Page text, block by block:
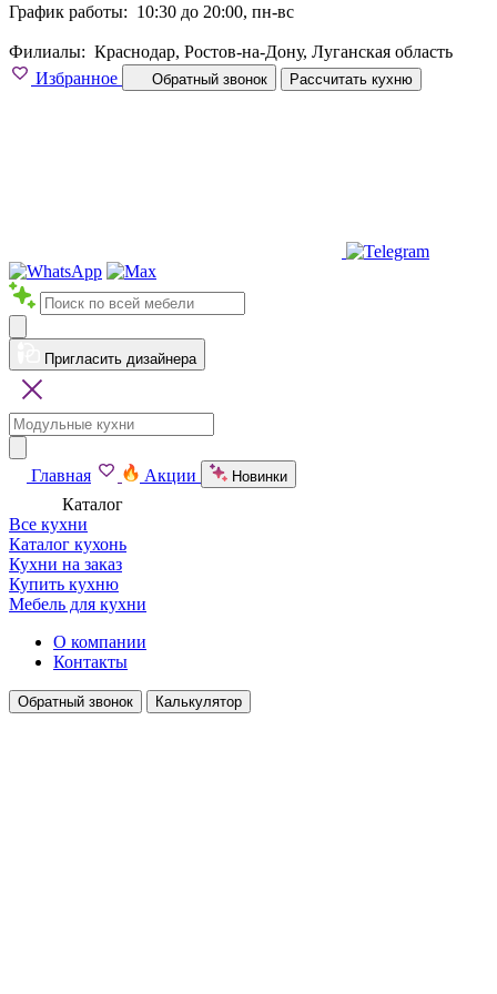
График работы: 10:30 до 20:00, пн-вс
Филиалы: Краснодар, Ростов-на-Дону, Луганская область
Избранное
Обратный звонок Рассчитать кухню
Пригласить дизайнера
Главная Акции Новинки
Каталог
Все кухни
Каталог кухонь
Кухни на заказ
Купить кухню
Мебель для кухни
О компании
Контакты
Обратный звонок Калькулятор